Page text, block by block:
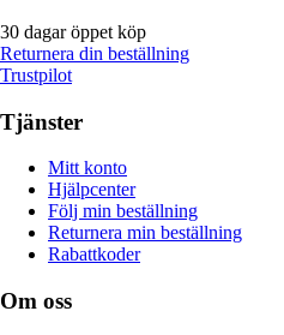
30 dagar öppet köp
Returnera din beställning
Trustpilot
Tjänster
Mitt konto
Hjälpcenter
Följ min beställning
Returnera min beställning
Rabattkoder
Om oss